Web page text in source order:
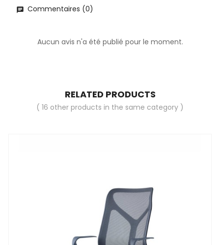
Commentaires (0)
Aucun avis n'a été publié pour le moment.
RELATED PRODUCTS
( 16 other products in the same category )